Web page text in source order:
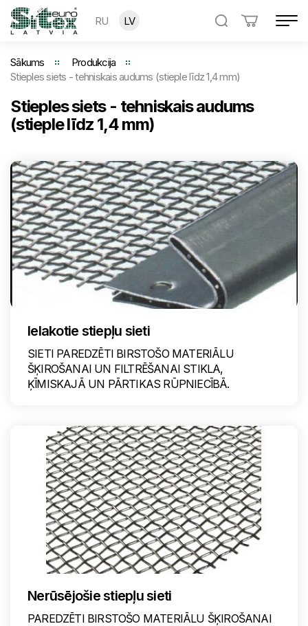
RU LV
Sākums
Produkcija
Stieples siets - tehniskais audums (stieple līdz 1,4 mm)
Stieples siets - tehniskais audums
(stieple līdz 1,4 mm)
Ielakotie stiepļu sieti
SIETI PAREDZĒTI BIRSTOŠO MATERIĀLU
ŠĶIROŠANAI UN FILTRĒŠANAI STIKLA,
ĶĪMISKAJĀ UN PĀRTIKAS RŪPNIECĪBĀ.
Nerūsējošie stiepļu sieti
PAREDZĒTI BIRSTOŠO MATERIĀLU ŠĶIROŠANAI